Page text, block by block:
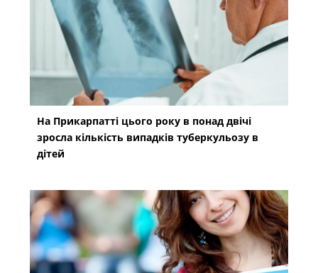
На Прикарпатті цього року в понад двічі
зросла кількість випадків туберкульозу в
дітей